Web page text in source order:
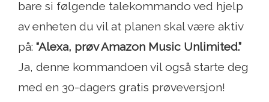
bare si følgende talekommando ved hjelp
av enheten du vil at planen skal være aktiv
på: “Alexa, prøv Amazon Music Unlimited.”
Ja, denne kommandoen vil også starte deg
med en 30-dagers gratis prøveversjon!